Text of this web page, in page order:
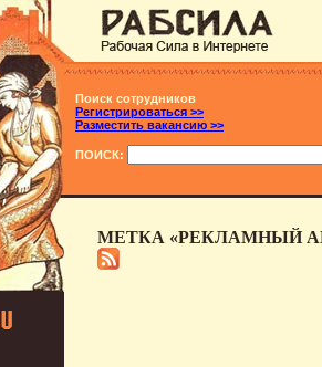
Поиск сотрудников
Регистрироваться >>
Разместить вакансию >>
ПОИСК:
МЕТКА «РЕКЛАМНЫЙ